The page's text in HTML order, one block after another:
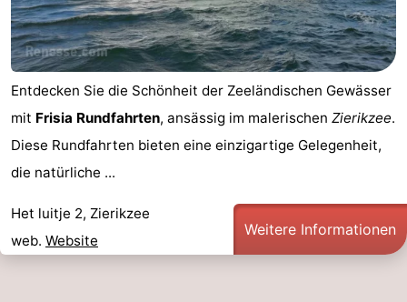
Entdecken Sie die Schönheit der Zeeländischen Gewässer
mit Frisia Rundfahrten, ansässig im malerischen Zierikzee.
Diese Rundfahrten bieten eine einzigartige Gelegenheit,
die natürliche ...
Het luitje 2, Zierikzee
web. Website
Weitere Informationen